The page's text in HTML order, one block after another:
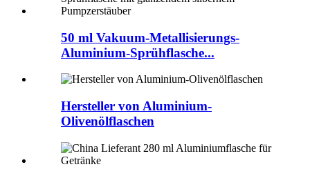
50 ml Vakuum-Metallisierungs-
Aluminium-Sprühflasche...
Hersteller von Aluminium-
Olivenölflaschen